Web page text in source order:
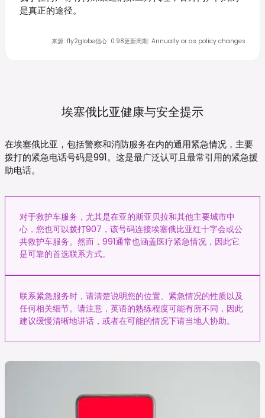
是真正的途径。
来源: fly2globe信心: 0.98更新周期: Annually or as policy changes
埃塞俄比亚健康与安全提示
在埃塞俄比亚，包括警察和消防服务在内的通用紧急情况，主要
拨打的紧急电话号码是991。这是最广泛认可且最常引用的紧急援
助电话。
对于救护车服务，尤其是在亚的斯亚贝拉和其他主要城市中
心，您也可以拨打907，该号码连接埃塞俄比亚红十字会或公
共救护车服务。然而，991通常也涵盖医疗紧急情况，因此它
是可靠的首选联系方式。
联系紧急服务时，请清楚说明您的位置、紧急情况的性质以及
任何相关细节。请注意，英语的熟练程度可能有所不同，因此
建议缓慢清晰地讲话，或者在可能的情况下请当地人协助。